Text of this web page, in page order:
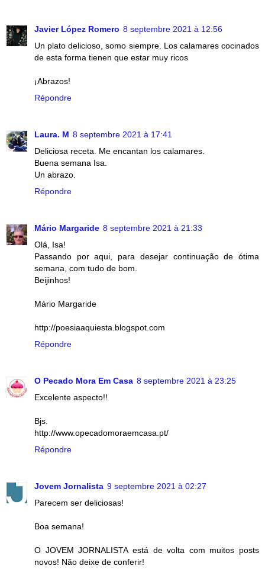
Javier López Romero 8 septembre 2021 à 12:56
Un plato delicioso, somo siempre. Los calamares cocinados
de esta forma tienen que estar muy ricos
¡Abrazos!
Répondre
Laura. M 8 septembre 2021 à 17:41
Deliciosa receta. Me encantan los calamares.
Buena semana Isa.
Un abrazo.
Répondre
Mário Margaride 8 septembre 2021 à 21:33
Olá, Isa!
Passando por aqui, para desejar continuação de ótima
semana, com tudo de bom.
Beijinhos!
Mário Margaride
http://poesiaaquiesta.blogspot.com
Répondre
O Pecado Mora Em Casa 8 septembre 2021 à 23:25
Excelente aspecto!!
Bjs.
http://www.opecadomoraemcasa.pt/
Répondre
Jovem Jornalista 9 septembre 2021 à 02:27
Parecem ser deliciosas!
Boa semana!
O JOVEM JORNALISTA está de volta com muitos posts
novos! Não deixe de conferir!